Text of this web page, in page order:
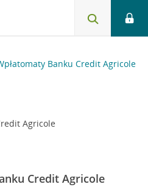
Banku Credit Agricole
Agricole
Credit Agricole